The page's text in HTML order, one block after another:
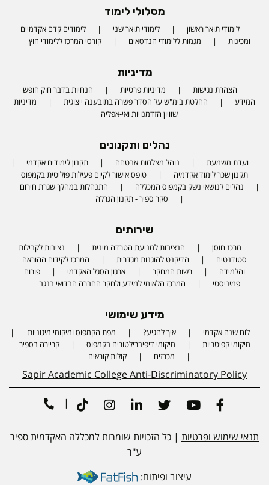
מסלולי לימוד
לימודי תואר ראשון לימודי תואר שני
לימודים קדם אקדמיים
ומכינות
מגמות ללימודי הנדסאים קורסי המרכז ללימודי חוץ
מדיניות
הצהרת נגישות מדיניות פרטיות
הנחיות בדבר חוק חופש
המידע
החלטת בימ"ש על הסדר פשרה בתובענה ייצוגית
מדיניות
שוויון הזדמנויות ואי-אפליה
נהלים ותקנונים
ועדת משמעת נוהל מצלמות אבטחה
תקנון לימודים אקדמי
תקנון שכר לימוד אקדמיה
טופס אישור לקיום פעילות פוליטית בקמפוס
נהלים לנושאי נשק בקמפוס המכללה
התנהלות במהלך שגרת חירום
סקר ספיר - תקנון הגרלה
שירותים
מרכז חוסן הנציבות למניעת הטרדה מינית
נציבות לקבילות
סטודנטים
הדיקנט להוגנות מגדרית
המרכז לקידום ההוראה
והלמידה
רשות המחקר ארגון הסגל האקדמי
פורום
פמיניסטי
המרכז הלאומי למידע ולחקר החברה הבדואי בנגב
מידע שימושי
לוח שנה אקדמי איך להגיע?
מפת הקמפוס ומיקומי מיגוניות
מיקומי קפיטריות
מיקומי דיפיברילטורים בקמפוס
קריירה בספיר
מכרזים
קולות קוראים
Sapir Academic College Anti-Discriminatory Policy
עיצוב ופיתוח:
תנאי שימוש ופרטיות | כל הזכויות שומרות למכללה האקדמית ספיר
ע"ר
Facebook
Youtube
Twitter
Linkedin
Instagram
Tiktok
|
Phone number